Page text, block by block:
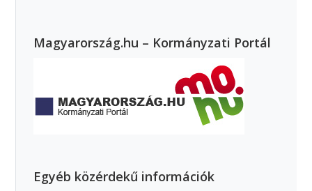
Magyarország.hu – Kormányzati Portál
Egyéb közérdekű információk